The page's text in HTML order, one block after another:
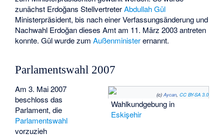
zunächst Erdoğans StellvertreterAbdullah Gül
Ministerpräsident, bis nach einer Verfassungsänderung und
Nachwahl Erdoğan dieses Amt am 11. März 2003 antreten
konnte. Gül wurde zumAußenministerernannt.
Parlamentswahl 2007
(c) Aycan, CC BY-SA 3.0
Wahlkundgebung in
Eskişehir
Am 3. Mai 2007
beschloss das
Parlament, die
Parlamentswahl
vorzuzieh